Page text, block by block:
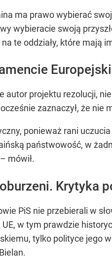
ma prawo wybierać
wybieracie swoją
te oddziały, które mają
autor projektu rezolucji,
zaznaczył, że
ponieważ rani
państwowość, w
mówił.
Krytyka
PiS nie przebierali w
w tym prawdzie
tylko polityce jego